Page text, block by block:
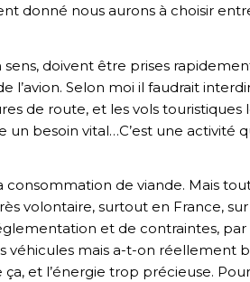
donné nous aurons à choisir
sens, doivent être prises
Selon moi il faudrait
de route, et les vols touristiques
besoin vital…C’est une activité
consommation de viande. Mais
volontaire, surtout en France, sur
et de contraintes, par
mais a-t-on réellement
et l’énergie trop précieuse.